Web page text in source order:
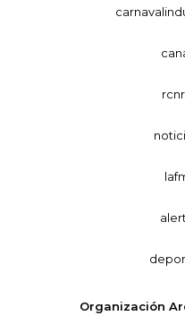
Organización